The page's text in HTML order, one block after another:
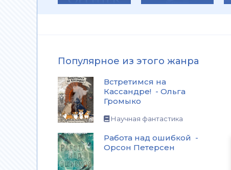
Популярное из этого жанра
Встретимся на
Кассандре! - Ольга
Громыко
Научная фантастика
Работа над ошибкой -
Орсон Петерсен
Лукьяненко